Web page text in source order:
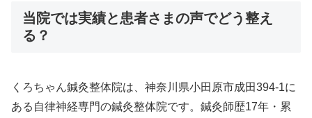
当院では実績と患者さまの声でどう整え
る？
くろちゃん鍼灸整体院は、神奈川県小田原市成田394-1に
ある自律神経専門の鍼灸整体院です。鍼灸師歴17年・累